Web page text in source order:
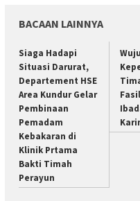
BACAAN LAINNYA
Siaga Hadapi
Situasi Darurat,
Departement HSE
Area Kundur Gelar
Pembinaan
Pemadam
Kebakaran di
Klinik Prtama
Bakti Timah
Perayun